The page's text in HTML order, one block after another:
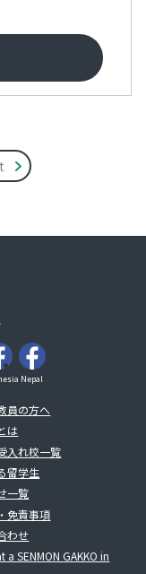
Nepal
員の方へ
は
入れ校一覧
留学生
一覧
免責事項
わせ
a SENMON GAKKO in